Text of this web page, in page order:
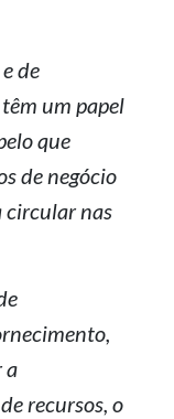
de
um papel
que
de negócio
circular nas
a
recursos, o